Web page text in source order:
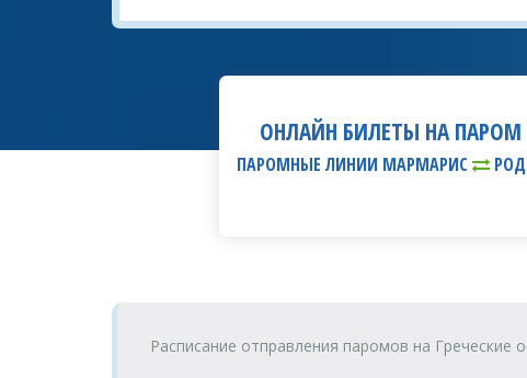
ОНЛАЙН БИЛЕТЫ НА ПАРОМ
ПАРОМНЫЕ ЛИНИИ МАРМАРИС
Расписание отправления паромов на Греческие